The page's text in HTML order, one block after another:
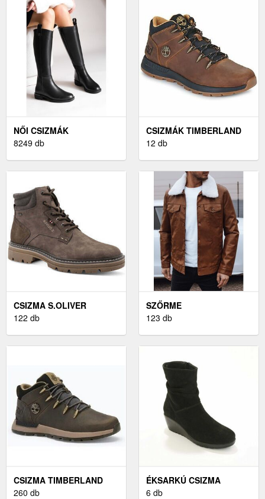
NŐI CSIZMÁK
8249 db
CSIZMÁK TIMBERLAND
SPRINT TREKKER
12 db
CSIZMA S.OLIVER
122 db
SZŐRME
123 db
CSIZMA TIMBERLAND
260 db
ÉKSARKÚ CSIZMA
6 db